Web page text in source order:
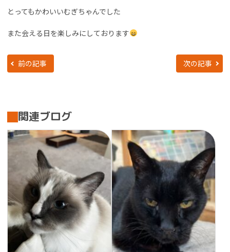
とってもかわいいむぎちゃんでした
また会える日を楽しみにしております
前の記事 次の記事
関連ブログ